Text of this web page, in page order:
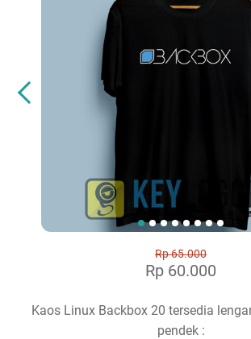
Rp 65.000
Rp 60.000
Kaos Linux Backbox 20 tersedia
pendek :